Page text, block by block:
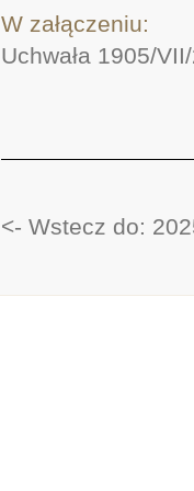
W załączeniu:
Uchwała 1905/
<- Wstecz do: